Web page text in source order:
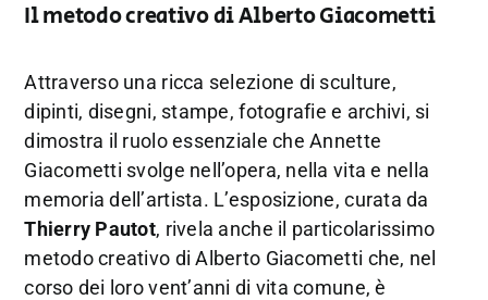
Il metodo creativo di Alberto Giacometti
Attraverso una ricca selezione di sculture,
dipinti, disegni, stampe, fotografie e archivi, si
dimostra il ruolo essenziale che Annette
Giacometti svolge nell’opera, nella vita e nella
memoria dell’artista. L’esposizione, curata da
Thierry Pautot, rivela anche il particolarissimo
metodo creativo di Alberto Giacometti che, nel
corso dei loro vent’anni di vita comune, è